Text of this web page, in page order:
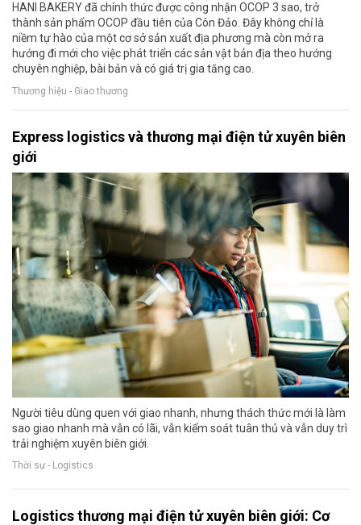
HANI BAKERY đã chính thức được công nhận OCOP 3 sao, trở
thành sản phẩm OCOP đầu tiên của Côn Đảo. Đây không chỉ là
niềm tự hào của một cơ sở sản xuất địa phương mà còn mở ra
hướng đi mới cho việc phát triển các sản vật bản địa theo hướng
chuyên nghiệp, bài bản và có giá trị gia tăng cao.
Thương hiệu - Giao thương
Express logistics và thương mại điện tử xuyên biên
giới
Người tiêu dùng quen với giao nhanh, nhưng thách thức mới là làm
sao giao nhanh mà vẫn có lãi, vẫn kiểm soát tuân thủ và vẫn duy trì
trải nghiệm xuyên biên giới.
Thời sự - Logistics
Logistics thương mại điện tử xuyên biên giới: Cơ